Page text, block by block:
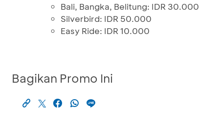
Bali, Bangka, Belitung: IDR 30.000
Silverbird: IDR 50.000
Easy Ride: IDR 10.000
Bagikan Promo Ini